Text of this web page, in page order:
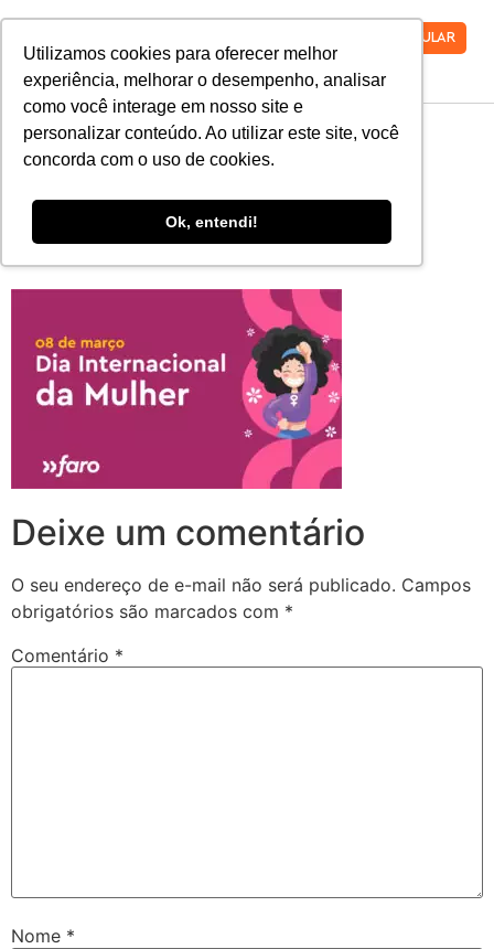
Utilizamos cookies para oferecer melhor
experiência, melhorar o desempenho, analisar
como você interage em nosso site e
personalizar conteúdo. Ao utilizar este site, você
concorda com o uso de cookies.
Ok, entendi!
VESTIBULAR
WhatsApp Image
2021-03-08 at
09.45.44
Deixe um comentário
O seu endereço de e-mail não será publicado. Campos
obrigatórios são marcados com *
Comentário *
Nome *